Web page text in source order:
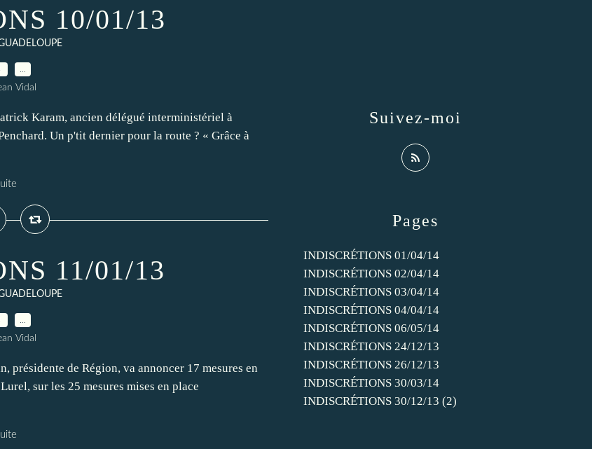
10/01/13
Vidal
Karam, ancien délégué interministériel à
Un p'tit dernier pour la route ? « Grâce à
11/01/13
Vidal
présidente de Région, va annoncer 17 mesures en
sur les 25 mesures mises en place
Pages
INDISCRÉTIONS 01/04/14
INDISCRÉTIONS 02/04/14
INDISCRÉTIONS 03/04/14
INDISCRÉTIONS 04/04/14
INDISCRÉTIONS 06/05/14
INDISCRÉTIONS 24/12/13
INDISCRÉTIONS 26/12/13
INDISCRÉTIONS 30/03/14
INDISCRÉTIONS 30/12/13 (2)
Suivez-moi